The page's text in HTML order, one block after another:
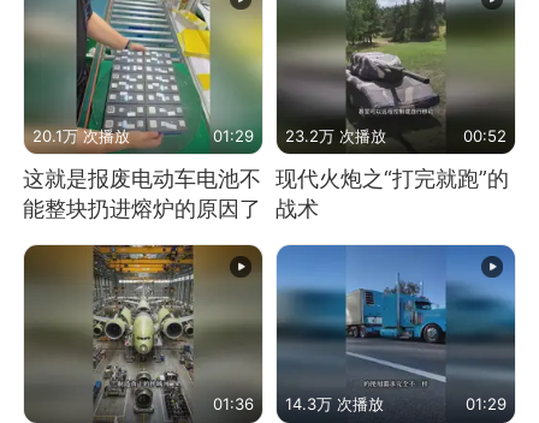
20.1万 次播放 01:29
这就是报废电动车电池不
能整块扔进熔炉的原因了
23.2万 次播放 00:52
现代火炮之“打完就跑”的
战术
01:36 14.3万 次播放 01:29